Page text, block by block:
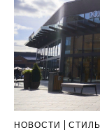
НОВОСТИ СТИЛЬ